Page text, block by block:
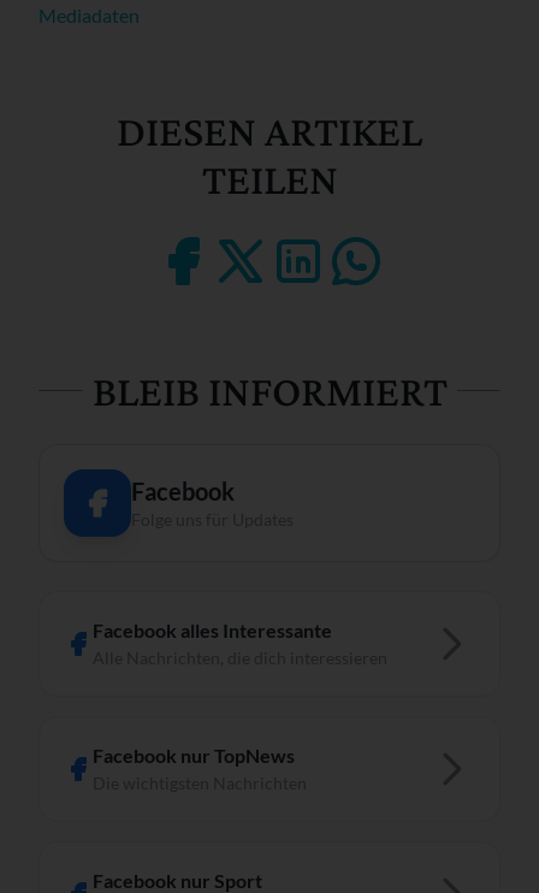
Mediadaten
DIESEN ARTIKEL
TEILEN
BLEIB INFORMIERT
Facebook
Facebook alles Interessante
Facebook nur TopNews
Facebook nur Sport